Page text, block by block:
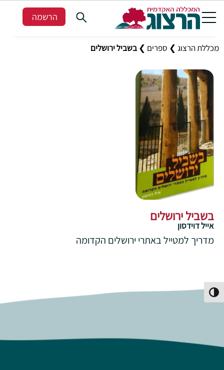
הפעל/כבה ניגודיות גבוהה
הרשמה
מכללת הרצוג ❯ ספרים ❯ בשביל ירושלים
בשביל ירושלים
אייל דוידסון
מדריך למטייל באתרי ירושלים הקדומה